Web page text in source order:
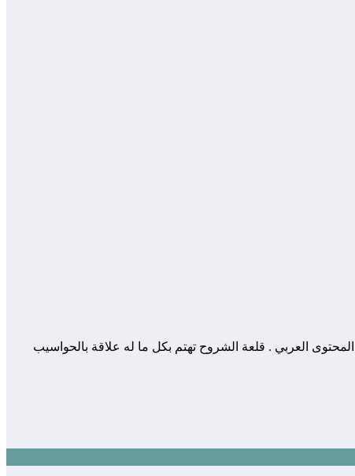
في إثراء و تعزيز المحتوى العربي . قلعة الشروح تهتم بكل ما له علاقة بالحواسيب